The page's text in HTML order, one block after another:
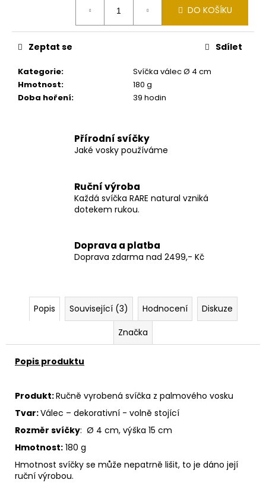
DO KOŠÍKU
Kategorie:
Svíčka válec Ø 4 cm
Hmotnost:
180 g
Doba hoření: 39 hodin
Zeptat se Sdílet
Přírodní svíčky
Jaké vosky používáme
Ruční výroba
Každá svíčka RARE natural vzniká
dotekem rukou.
Doprava a platba
Doprava zdarma nad 2499,- Kč
Popis Související (3) Hodnocení
Diskuze
Značka
Popis produktu
Produkt:Ručně vyrobená svíčka z palmového vosku
Tvar:Válec – dekorativní - volně stojící
Rozměr svíčky: Ø 4 cm, výška 15 cm
Hmotnost: 180 g
Hmotnost svíčky se může nepatrně lišit, to je dáno její
ruční výrobou.
Kč